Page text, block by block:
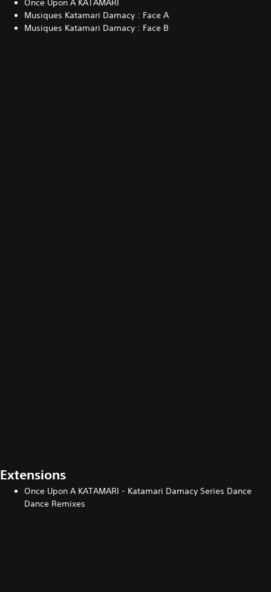
Musiques Katamari Damacy : Face A
Musiques Katamari Damacy : Face B
Extensions
Once Upon A KATAMARI - Katamari Damacy Series Dance
Dance Remixes